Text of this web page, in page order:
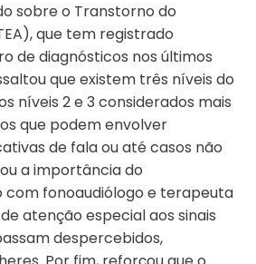
sobre o Transtorno do
que tem registrado
de diagnósticos nos últimos
que existem três níveis do
níveis 2 e 3 considerados mais
que podem envolver
de fala ou até casos não
a importância do
fonoaudiólogo e terapeuta
atenção especial aos sinais
despercebidos,